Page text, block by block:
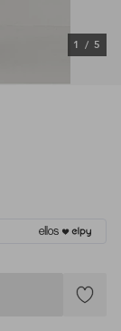
1 / 5
Lisää